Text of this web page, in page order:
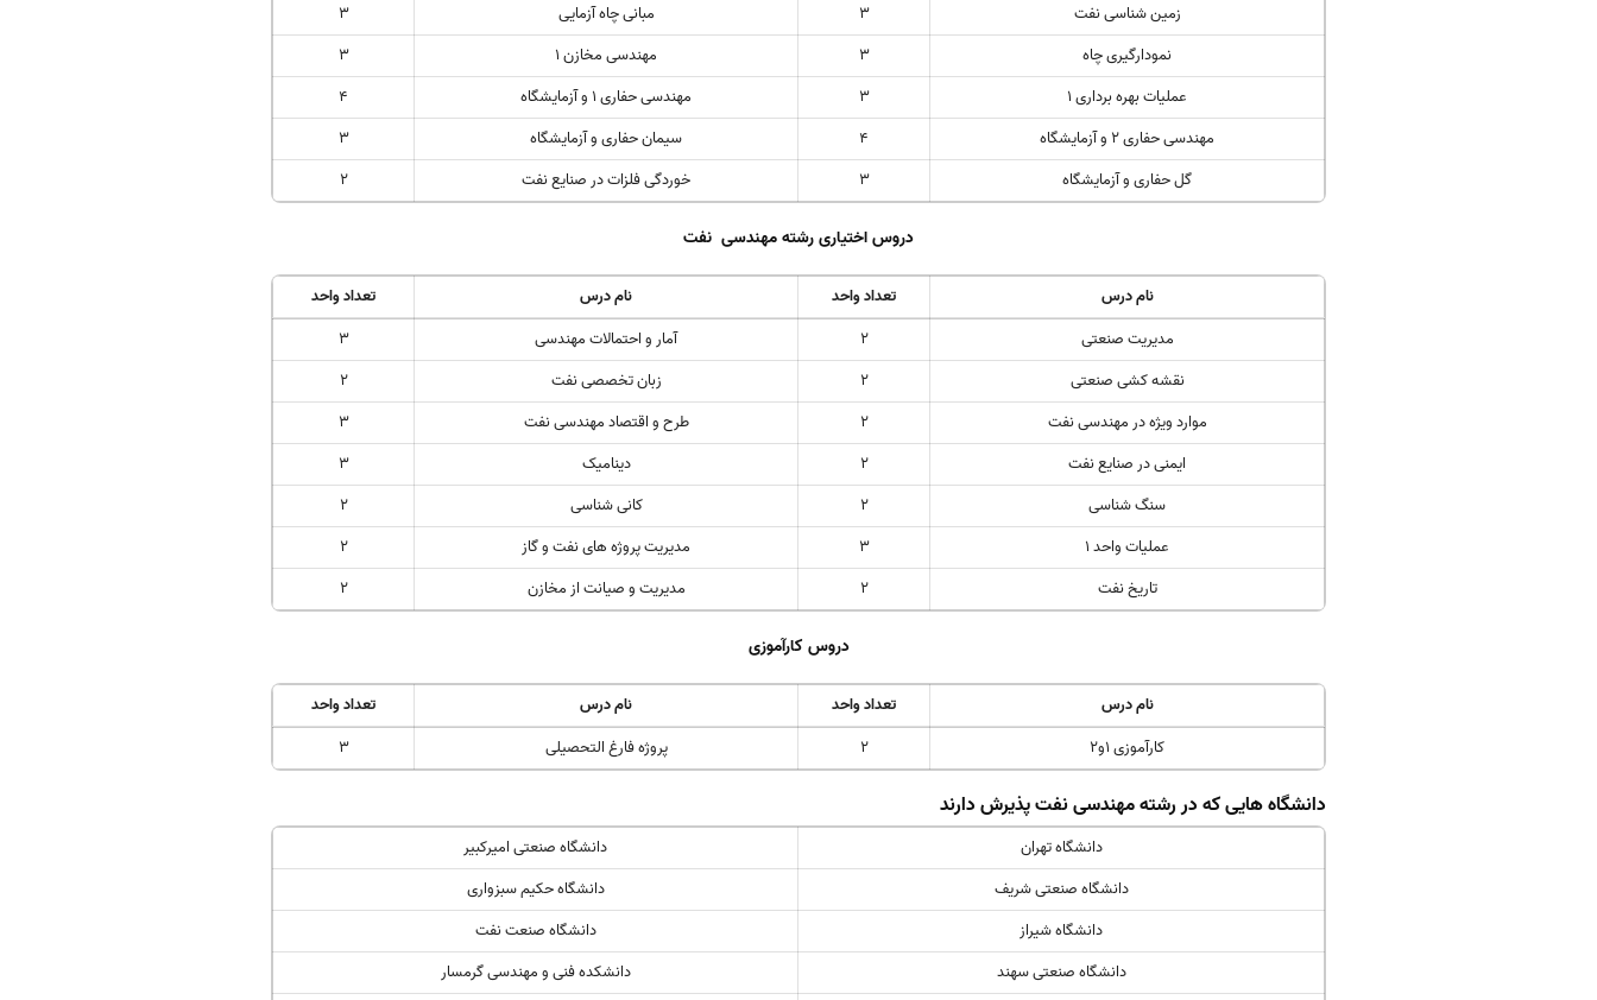
زمین شناسی نفت
3 مبانی چاه آزمایی
3
نمودارگیری چاه
3 مهندسی مخازن 1
3
عملیات بهره برداری 1
3 مهندسی حفاری 1 و آزمایشگاه
4
مهندسی حفاری 2 و آزمایشگاه
4 سیمان حفاری و آزمایشگاه
3
گل حفاری و آزمایشگاه
3 خوردگی فلزات در صنایع نفت 2
دروس اختیاری رشته مهندسی نفت
نام درس تعداد واحد نام درس
تعداد واحد
مدیریت صنعتی
2 آمار و احتمالات مهندسی
3
نقشه کشی صنعتی
2 زبان تخصصی نفت
2
موارد ویژه در مهندسی نفت
2 طرح و اقتصاد مهندسی نفت
3
ایمنی در صنایع نفت
2 دینامیک
3
سنگ شناسی
2 کانی شناسی
2
عملیات واحد 1
3 مدیریت پروژه های نفت و گاز
2
تاریخ نفت
2 مدیریت و صیانت از مخازن 2
دروس کارآموزی
نام درس تعداد واحد نام درس
تعداد واحد
کارآموزی 1و2
2 پروژه فارغ التحصیلی 3
دانشگاه هایی که در رشته مهندسی نفت پذیرش دارند
دانشگاه تهران
دانشگاه صنعتی امیرکبیر
دانشگاه صنعتی شریف
دانشگاه حکیم سبزواری
دانشگاه شیراز
دانشگاه صنعت نفت
دانشگاه صنعتی سهند
دانشکده فنی و مهندسی گرمسار